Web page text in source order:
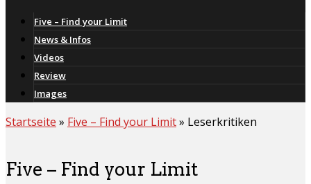
Five – Find your Limit
News & Infos
Videos
Review
Images
Startseite » Five – Find your Limit» Leserkritiken
Five – Find your Limit